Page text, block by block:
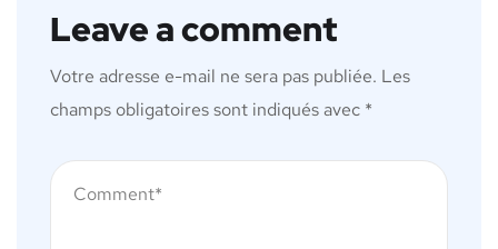
Leave a comment
Votre adresse e-mail ne sera pas publiée. Les
champs obligatoires sont indiqués avec *